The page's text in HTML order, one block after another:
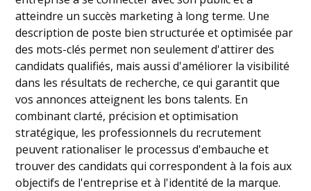
atteindre un succès marketing à long terme. Une
description de poste bien structurée et optimisée par
des mots-clés permet non seulement d'attirer des
candidats qualifiés, mais aussi d'améliorer la visibilité
dans les résultats de recherche, ce qui garantit que
vos annonces atteignent les bons talents. En
combinant clarté, précision et optimisation
stratégique, les professionnels du recrutement
peuvent rationaliser le processus d'embauche et
trouver des candidats qui correspondent à la fois aux
objectifs de l'entreprise et à l'identité de la marque.